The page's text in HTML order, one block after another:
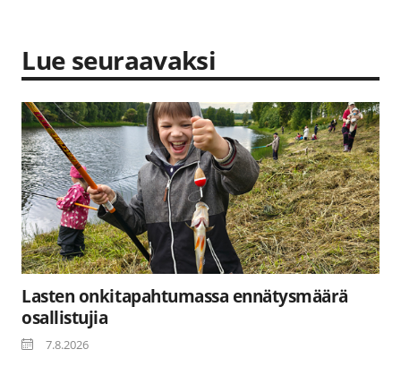
Lue seuraavaksi
Lasten onkitapahtumassa ennätysmäärä
osallistujia
7.8.2026